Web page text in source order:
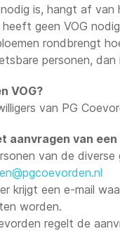
is, hangt af
geen VOG
rondbrengt
personen, dan
VOG?
van PG
aanvragen van
van de diverse
krijgt een e-mail
worden.
regelt de